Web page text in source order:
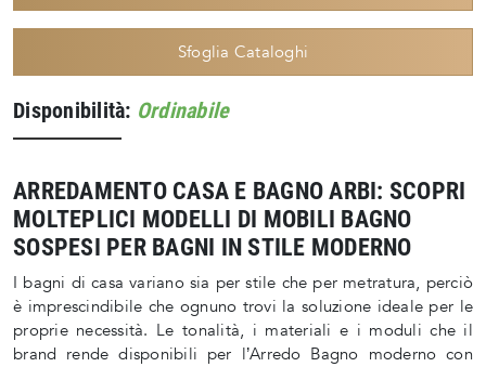
Sfoglia Cataloghi
Disponibilità: Ordinabile
ARREDAMENTO CASA E BAGNO ARBI: SCOPRI
MOLTEPLICI MODELLI DI MOBILI BAGNO
SOSPESI PER BAGNI IN STILE MODERNO
I bagni di casa variano sia per stile che per metratura, perciò
è imprescindibile che ognuno trovi la soluzione ideale per le
proprie necessità. Le tonalità, i materiali e i moduli che il
brand rende disponibili per l’Arredo Bagno moderno con